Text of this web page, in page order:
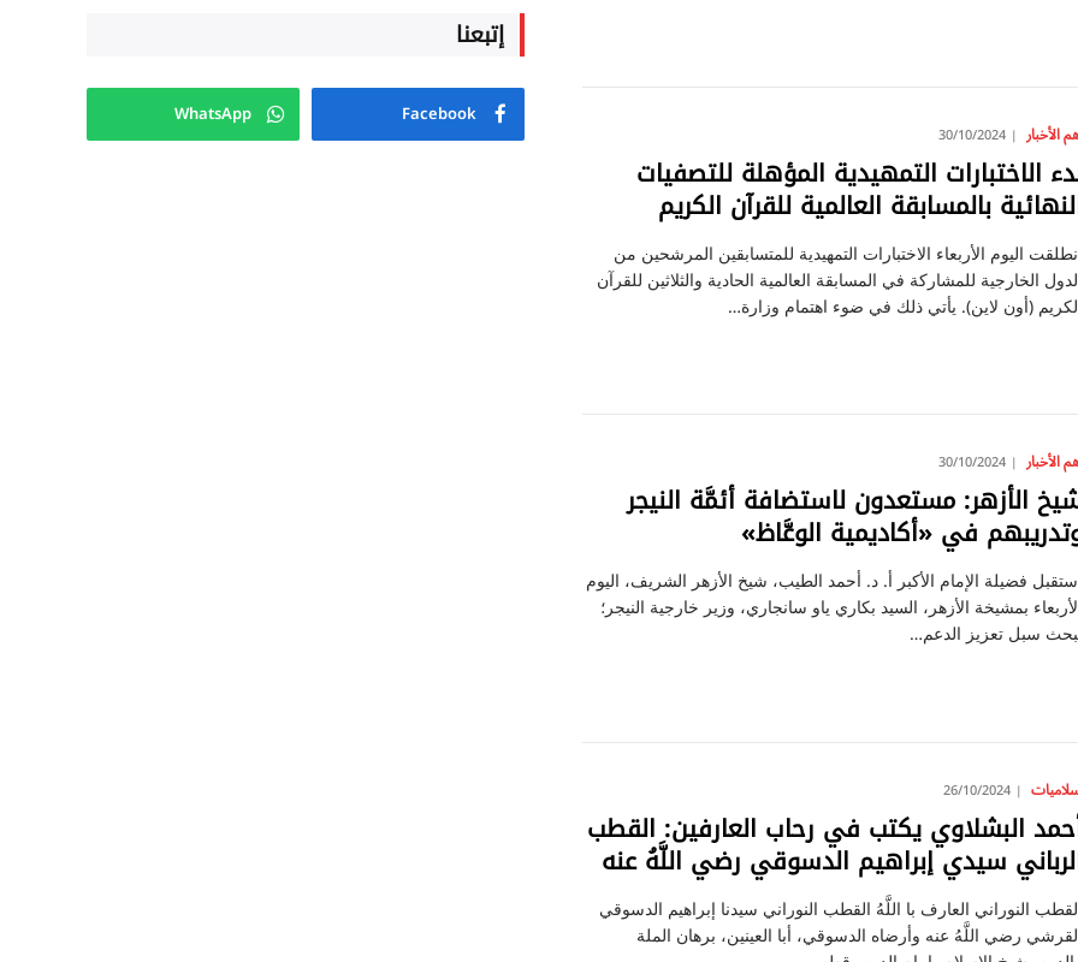
الأخبار 30/10/2024
الاختبارات التمهيدية المؤهلة للتصفيات
بالمسابقة العالمية للقرآن الكريم
اليوم الأربعاء الاختبارات التمهيدية للمتسابقين المرشحين من
الخارجية للمشاركة في المسابقة العالمية الحادية والثلاثين للقرآن
(أون لاين). يأتي ذلك في ضوء اهتمام وزارة…
الأخبار 30/10/2024
الأزهر: مستعدون لاستضافة أئمَّة النيجر
في «أكاديمية الوعَّاظ»
فضيلة الإمام الأكبر أ. د. أحمد الطيب، شيخ الأزهر الشريف، اليوم
بمشيخة الأزهر، السيد بكاري ياو سانجاري، وزير خارجية النيجر؛
سبل تعزيز الدعم…
26/10/2024
البشلاوي يكتب في رحاب العارفين: القطب
سيدي إبراهيم الدسوقي رضي اللَّهُ عنه
النوراني العارف با اللَّهُ القطب النوراني سيدنا إبراهيم الدسوقي
رضي اللَّهُ عنه وأرضاه الدسوقي، أبا العينين، برهان الملة
إتبعنا
Facebook
WhatsApp